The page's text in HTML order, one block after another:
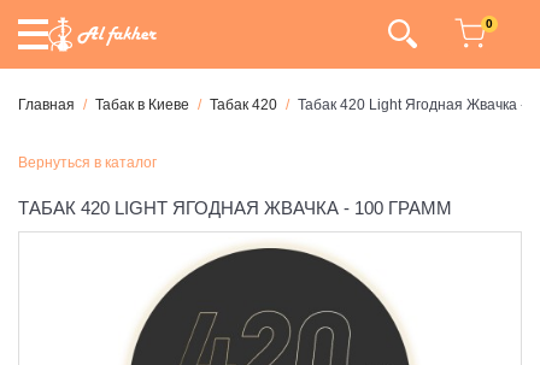
0
Главная Табак в Киеве Табак 420 Табак 420 Light Ягодная Жвачка -
Вернуться в каталог
ТАБАК 420 LIGHT ЯГОДНАЯ ЖВАЧКА - 100 ГРАММ